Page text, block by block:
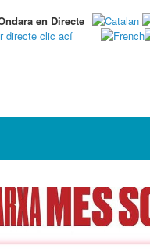
en Directe
directe clic ací